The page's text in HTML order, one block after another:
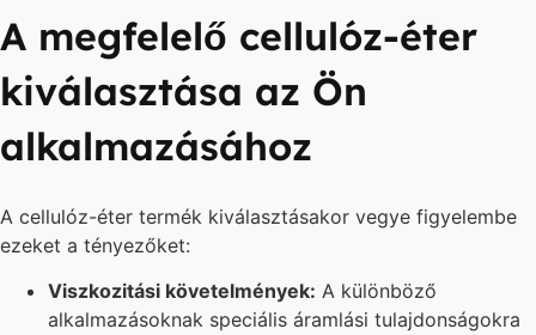
A megfelelő cellulóz-éter
kiválasztása az Ön
alkalmazásához
A cellulóz-éter termék kiválasztásakor vegye figyelembe
ezeket a tényezőket:
Viszkozitási követelmények: A különböző
alkalmazásoknak speciális áramlási tulajdonságokra